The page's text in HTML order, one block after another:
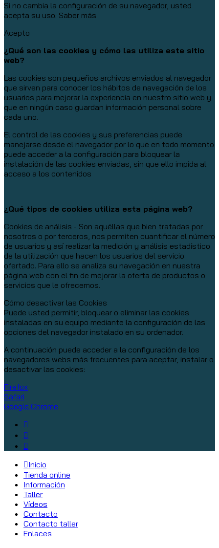
Si no cambia la configuración de su navegador, usted
acepta su uso. Saber más
Acepto
¿Qué son las cookies y cómo las utiliza este sitio
web?
Las cookies son pequeños archivos enviados al navegador
que sirven para conocer los hábitos de navegación de los
usuarios para mejorar la experiencia en nuestro sitio web y
que en ningún caso guardan información personal sobre
cada uno.
El control de las cookies y sus preferencias puede
manejarse desde el navegador por lo que en todo momento
puede acceder a la configuración para bloquear la
instalación de las cookies enviadas, sin que ello impida al
acceso a los contenidos
¿Qué tipos de cookies utiliza esta página web?
Cookies de análisis - Son aquéllas que bien tratadas por
nosotros o por terceros, nos permiten cuantificar el número
de usuarios y así realizar la medición y análisis estadístico
de la utilización que hacen los usuarios del servicio
ofertado. Para ello se analiza su navegación en nuestra
página web con el fin de mejorar la oferta de productos o
servicios que le ofrecemos.
Cómo desactivar las Cookies
Puede usted permitir, bloquear o eliminar las cookies
instaladas en su equipo mediante la configuración de las
opciones del navegador instalado en su ordenador.
A continuación puede acceder a la configuración de los
navegadores webs más frecuentes para aceptar, instalar o
desactivar las cookies:
Firefox
Safari
Google Chrome
Inicio
Tienda online
Información
Taller
Vídeos
Contacto
Contacto taller
Enlaces